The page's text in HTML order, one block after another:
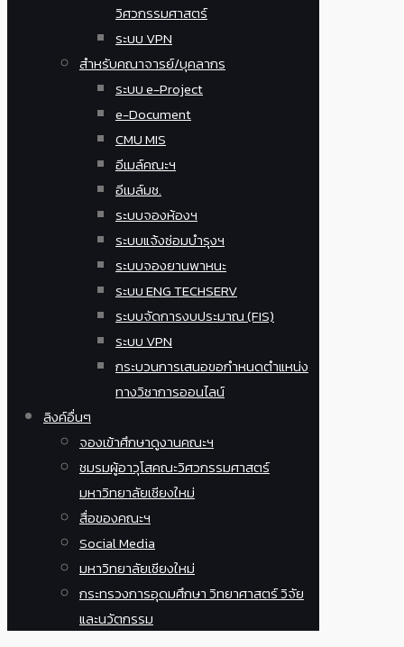
วิศวกรรมศาสตร์
ระบบ VPN
สำหรับคณาจารย์/บุคลากร
ระบบ e-Project
e-Document
CMU MIS
อีเมล์คณะฯ
อีเมล์มช.
ระบบจองห้องฯ
ระบบแจ้งซ่อมบำรุงฯ
ระบบจองยานพาหนะ
ระบบ ENG TECHSERV
ระบบจัดการงบประมาณ (FIS)
ระบบ VPN
กระบวนการเสนอขอกำหนดตำแหน่ง
ทางวิชาการออนไลน์
ลิงค์อื่นๆ
จองเข้าศึกษาดูงานคณะฯ
ชมรมผู้อาวุโสคณะวิศวกรรมศาสตร์
มหาวิทยาลัยเชียงใหม่
สื่อของคณะฯ
Social Media
มหาวิทยาลัยเชียงใหม่
กระทรวงการอุดมศึกษา วิทยาศาสตร์ วิจัย
และนวัตกรรม